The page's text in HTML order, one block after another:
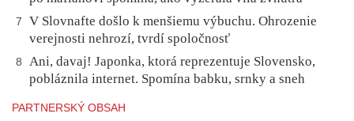
7
V Slovnafte došlo k menšiemu výbuchu. Ohrozenie
verejnosti nehrozí, tvrdí spoločnosť
8
Ani, davaj! Japonka, ktorá reprezentuje Slovensko,
pobláznila internet. Spomína babku, srnky a sneh
PARTNERSKÝ OBSAH